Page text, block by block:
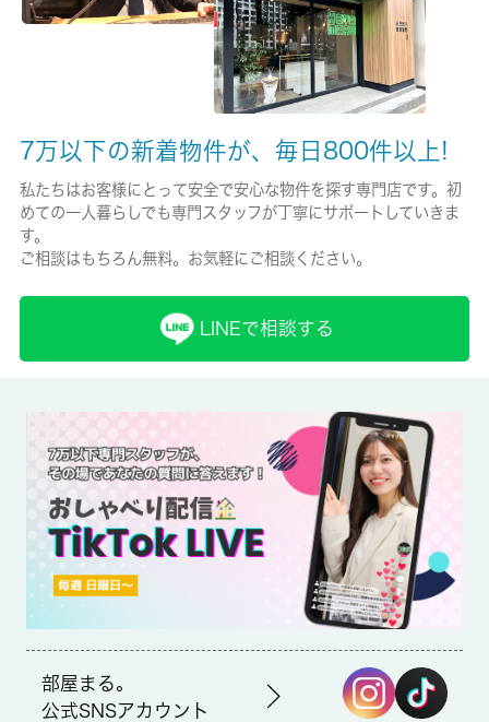
現状/入居可能日
保険加入/料金
有/26680円
保険名/保険期間
-/2年
保証会社の利用 利用料の100％～120％
賃貸区分/契約期間
一般/-
取引形態
備考
7万以下の新着物件が、毎日800件以上!
私たちはお客様にとって安全で安心な物件を探す専門店です。初
めての一人暮らしでも専門スタッフが丁寧にサポートしていきま
す。
ご相談はもちろん無料。お気軽にご相談ください。
LINEで相談する
部屋まる。
公式SNSアカウント